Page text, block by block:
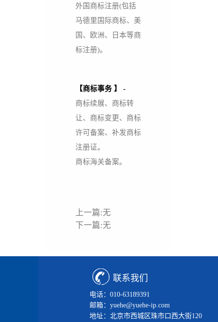
外国商标注册(包括
马德里国际商标、美
国、欧洲、日本等商
标注册)。
【商标事务 】 -
商标续展、商标转
让、商标变更、商标
许可备案、补发商标
注册证。
商标海关备案。
上一篇:无
下一篇:无
联系我们
电话：010-63189391
邮箱：yuehe@yuehe-ip.com
地址：北京市西城区珠市口西大街120